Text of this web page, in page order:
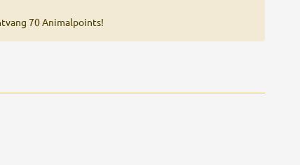
70 Animalpoints!